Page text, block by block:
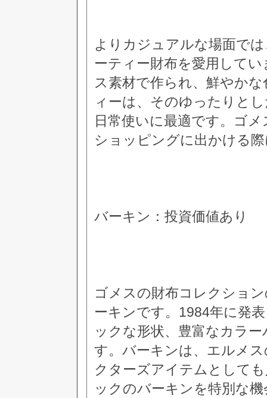
よりカジュアルな場面で
ーティー財布を愛用して
ス素材で作られ、鮮やか
ィーは、そのゆったりと
日常使いに最適です。ゴ
ショッピングに出かける
バーキン：投資価値あり
ゴメスの財布コレクショ
ーキンです。1984年に発
ックな形状、豊富なカラ
す。バーキンは、エルメ
クターズアイテムとして
ックのバーキンを特別な